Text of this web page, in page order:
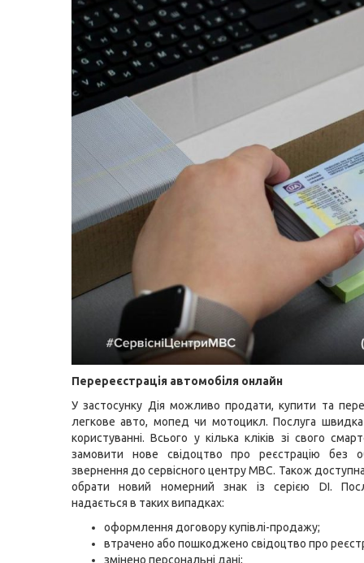
Перереєстрація автомобіля онлайн
У застосунку Дія можливо продати, купити та
легкове авто, мопед чи мотоцикл. Послуга
користуванні. Всього у кілька кліків зі свого
замовити нове свідоцтво про реєстрацію без
звернення до сервісного центру МВС. Також
обрати новий номерний знак із серією DI.
надається в таких випадках:
оформлення договору купівлі-продажу;
втрачено або пошкоджено свідоцтво про
змінено персональні дані;